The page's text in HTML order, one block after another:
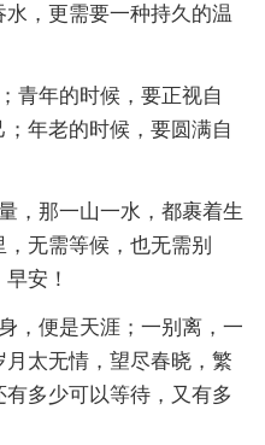
，更需要一种持久的温
青年的时候，要正视自
年老的时候，要圆满自
，那一山一水，都裹着生
无需等候，也无需别
安！
，便是天涯；一别离，一
太无情，望尽春晓，繁
多少可以等待，又有多